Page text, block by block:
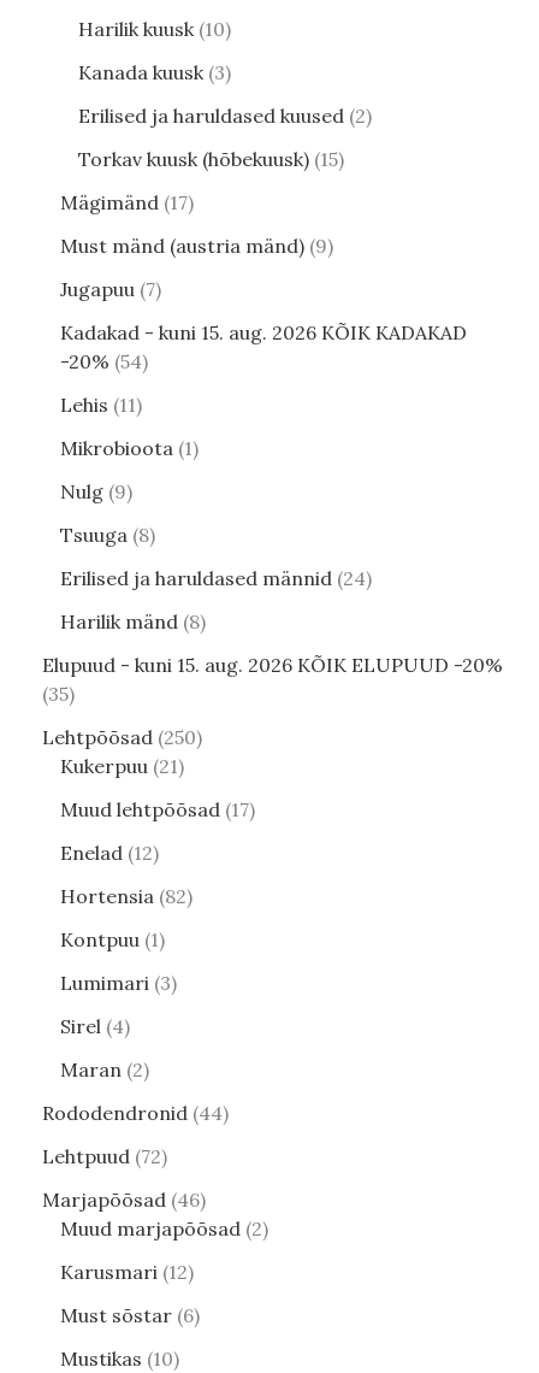
Harilik kuusk 10
Kanada kuusk 3
Erilised ja haruldased kuused 2
Torkav kuusk (hõbekuusk) 15
Mägimänd 17
Must mänd (austria mänd) 9
Jugapuu 7
Kadakad - kuni 15. aug. 2026 KÕIK KADAKAD
-20% 54
Lehis 11
Mikrobioota 1
Nulg 9
Tsuuga 8
Erilised ja haruldased männid 24
Harilik mänd 8
Elupuud - kuni 15. aug. 2026 KÕIK ELUPUUD -20%
35
Lehtpõõsad 250
Kukerpuu 21
Muud lehtpõõsad 17
Enelad 12
Hortensia 82
Kontpuu 1
Lumimari 3
Sirel 4
Maran 2
Rododendronid 44
Lehtpuud 72
Marjapõõsad 46
Muud marjapõõsad 2
Karusmari 12
Must sõstar 6
Mustikas 10